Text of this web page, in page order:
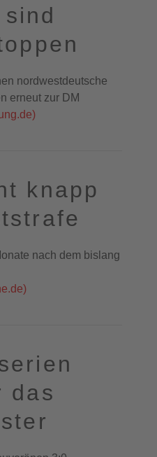
nordwestdeutsche
erneut zur DM
knapp
nach dem bislang
das